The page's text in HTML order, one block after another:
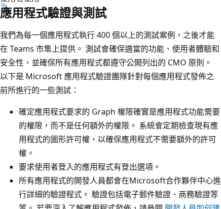
應用程式驗證與測試
我們為每一個應用程式執行 400 個以上的測試案例，之後才能
在 Teams 市集上提供。 測試會確保適當的功能、使用者體驗和
安全性，並確保所有應用程式都遵守公開列出的 CMO 原則。
以下是 Microsoft 應用程式驗證團隊針對每個應用程式發佈之
前所進行的一些測試：
確定應用程式要求的 Graph 權限確實是應用程式功能需要
的權限，而不是任何額外的權限。 系統會定期檢查現有應
用程式的圖形許可權，以確保應用程式不需要額外的許可
權。
要求使用者登入的應用程式有登出選項。
所有應用程式的開發人員都會在Microsoft合作夥伴中心進
行詳細的驗證程式。 驗證包括電子郵件驗證、商務驗證等